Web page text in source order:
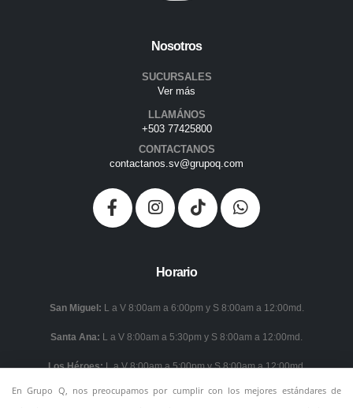
Nosotros
SUCURSALES
Ver más
LLAMÁNOS
+503 77425800
CONTACTANOS
contactanos.sv@grupoq.com
Horario
San Miguel: L a V 8:00am a 6:00pm y S 8:00am a 12:00md.
Santa Ana: L a V 8:00am a 5:30pm y S 8:00am a 12:00md.
Los Héroes:L a V 8:00am a 5:00pm y S 8:00am a 12:00md.
Los Duraznos:L a V 8:00am a 6:00pm y S 8:00am a 3:00pm.
En Grupo Q, nos preocupamos por cumplir con los mejores estándares de